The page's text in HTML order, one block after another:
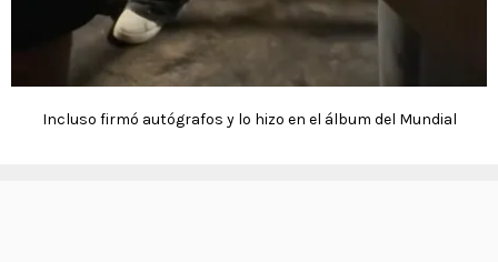
Incluso firmó autógrafos y lo hizo en el álbum del Mundial